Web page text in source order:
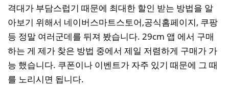
격대가 부담스럽기 때문에 최대한 할인 받는 방법을 알
아보기 위해서 네이버스마트스토어,공식홈페이지, 쿠팡
등 정말 여러군데를 뒤져 봤습니다. 29cm 앱 에서 구매
하는 게 제가 찾은 방법 중에서 제일 저렴하게 구매가 가
능 했습니다. 쿠폰이나 이벤트가 자주 있기 때문에 그 때
를 노리시면 됩니다.